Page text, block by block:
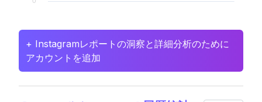
+ Instagramレポートの洞察と詳細分析のために
アカウントを追加